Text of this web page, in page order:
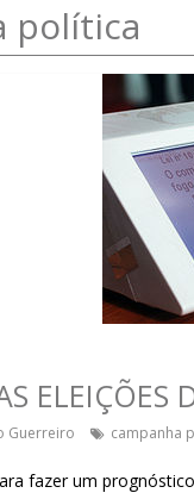
política
ELEIÇÕES
Guerreiro campanha
fazer um